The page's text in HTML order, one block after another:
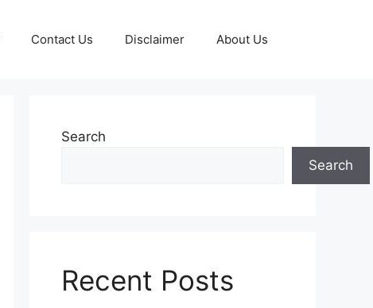
Contact Us Disclaimer About Us
Search
Search
Recent Posts